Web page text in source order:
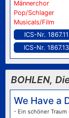
Männerchor
Pop/Schlager
Musicals/Film
ICS-Nr. 1867.11
ICS-Nr. 1867.13
BOHLEN,
We Have a
- Ein schöner Traum